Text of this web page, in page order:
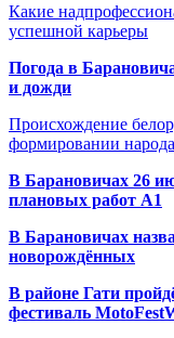
Какие
успешной карьеры
Погода в
и дожди
Происхождение
формировании народа
В Барановичах 26
плановых работ A1
В Барановичах
новорождённых
В районе Гати
фестиваль